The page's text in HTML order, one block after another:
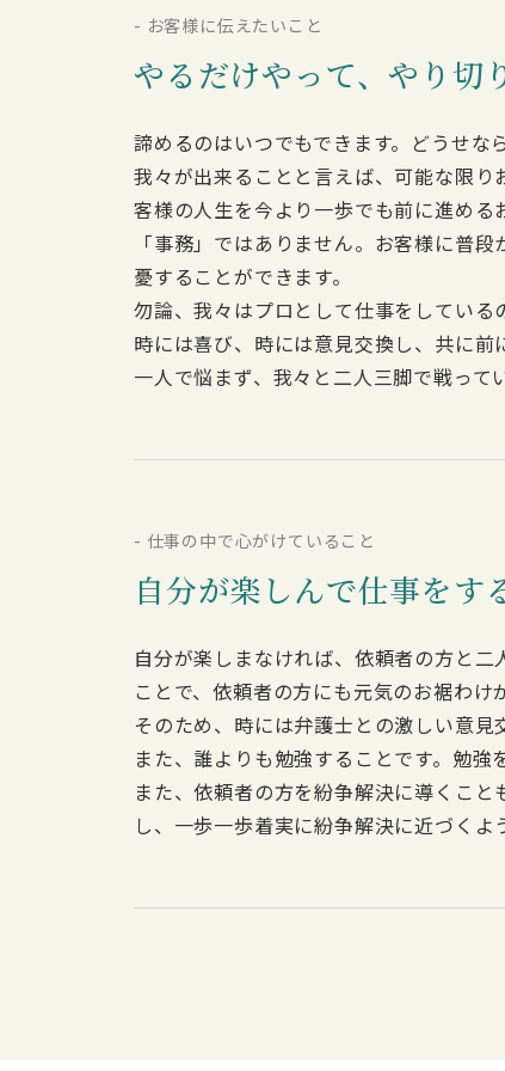
- お客様に伝えたいこと
やるだけやって、やり切
諦めるのはいつでもできます。どうせな
我々が出来ることと言えば、可能な限
客様の人生を今より一歩でも前に進め
「事務」ではありません。お客様に普
憂することができます。
勿論、我々はプロとして仕事をしている
時には喜び、時には意見交換し、共に前
一人で悩まず、我々と二人三脚で戦って
- 仕事の中で心がけていること
自分が楽しんで仕事をす
自分が楽しまなければ、依頼者の方と
ことで、依頼者の方にも元気のお裾わけ
そのため、時には弁護士との激しい意見
また、誰よりも勉強することです。勉強
また、依頼者の方を紛争解決に導くこ
し、一歩一歩着実に紛争解決に近づくよ